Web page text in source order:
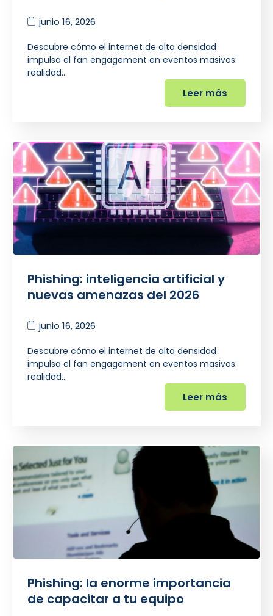
junio 16, 2026
Descubre cómo el internet de alta densidad
impulsa el fan engagement en eventos masivos:
realidad…
Leer más
Phishing: inteligencia artificial y
nuevas amenazas del 2026
junio 16, 2026
Descubre cómo el internet de alta densidad
impulsa el fan engagement en eventos masivos:
realidad…
Leer más
Phishing: la enorme importancia
de capacitar a tu equipo